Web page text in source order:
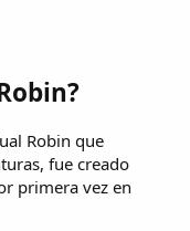
Robin que
fue creado
primera vez en